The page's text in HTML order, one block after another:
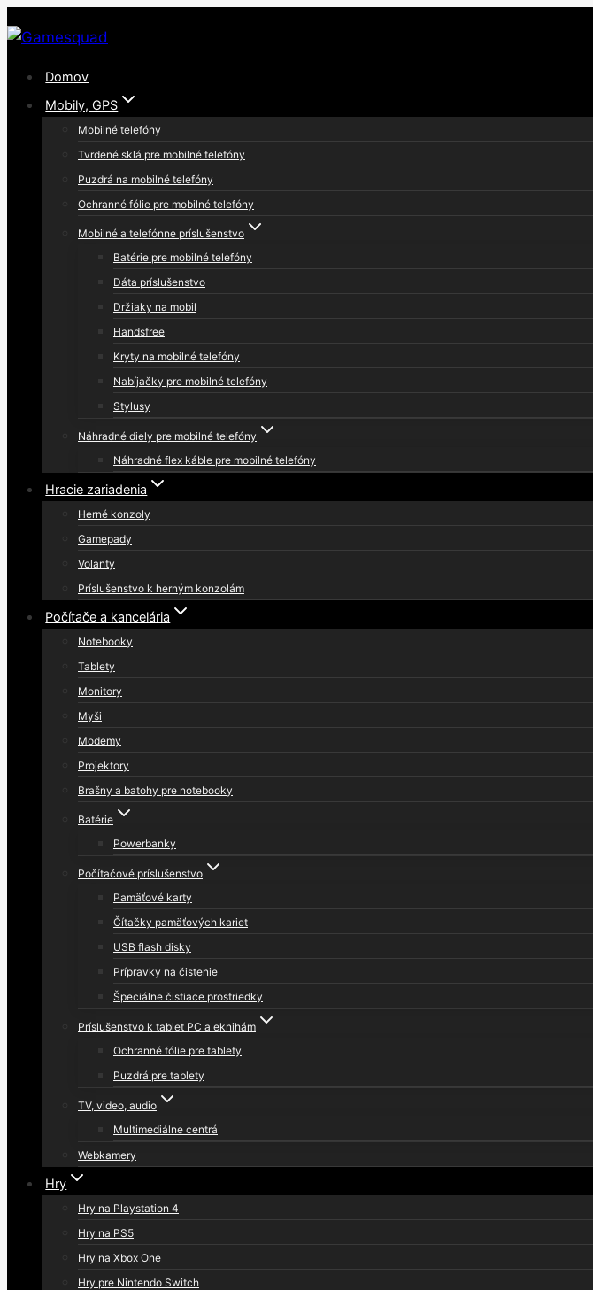
to
Domov
Mobily, GPS
Mobilné telefóny
Tvrdené sklá pre mobilné telefóny
Puzdrá na mobilné telefóny
Ochranné fólie pre mobilné telefóny
Mobilné a telefónne príslušenstvo
Batérie pre mobilné telefóny
Dáta príslušenstvo
Držiaky na mobil
Handsfree
Kryty na mobilné telefóny
Nabíjačky pre mobilné telefóny
Stylusy
Náhradné diely pre mobilné telefóny
Náhradné flex káble pre mobilné telefóny
Hracie zariadenia
Herné konzoly
Gamepady
Volanty
Príslušenstvo k herným konzolám
Počítače a kancelária
Notebooky
Tablety
Monitory
Myši
Modemy
Projektory
Brašny a batohy pre notebooky
Batérie
Powerbanky
Počítačové príslušenstvo
Pamäťové karty
Čítačky pamäťových kariet
USB flash disky
Prípravky na čistenie
Špeciálne čistiace prostriedky
Príslušenstvo k tablet PC a eknihám
Ochranné fólie pre tablety
Puzdrá pre tablety
TV, video, audio
Multimediálne centrá
Webkamery
Hry
Hry na Playstation 4
Hry na PS5
Hry na Xbox One
Hry pre Nintendo Switch